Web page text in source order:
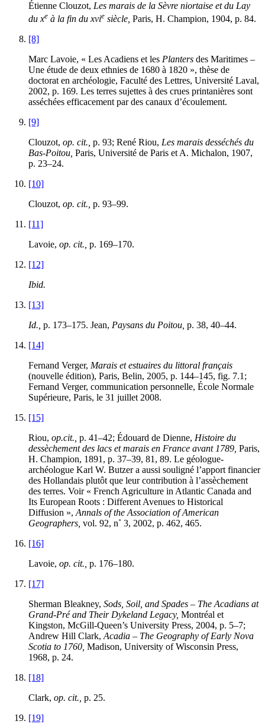
Étienne Clouzot, Les marais de la Sèvre niortaise et du Lay
duxe à la fin duxvie siècle, Paris, H. Champion, 1904, p. 84.
[8]
Marc Lavoie, « Les Acadiens et les Planters des Maritimes –
Une étude de deux ethnies de 1680 à 1820 », thèse de
doctorat en archéologie, Faculté des Lettres, Université Laval,
2002, p. 169. Les terres sujettes à des crues printanières sont
asséchées efficacement par des canaux d’écoulement.
[9]
Clouzot, op. cit., p. 93; René Riou, Les marais desséchés du
Bas-Poitou, Paris, Université de Paris et A. Michalon, 1907,
p. 23–24.
[10]
Clouzot, op. cit., p. 93–99.
[11]
Lavoie, op. cit., p. 169–170.
[12]
Ibid.
[13]
Id., p. 173–175. Jean, Paysans du Poitou, p. 38, 40–44.
[14]
Fernand Verger, Marais et estuaires du littoral français
(nouvelle édition), Paris, Belin, 2005, p. 144–145, fig. 7.1;
Fernand Verger, communication personnelle, École Normale
Supérieure, Paris, le 31 juillet 2008.
[15]
Riou, op.cit., p. 41–42; Édouard de Dienne, Histoire du
dessèchement des lacs et marais en France avant 1789, Paris,
H. Champion, 1891, p. 37–39, 81, 89. Le géologue-
archéologue Karl W. Butzer a aussi souligné l’apport financier
des Hollandais plutôt que leur contribution à l’assèchement
des terres. Voir « French Agriculture in Atlantic Canada and
Its European Roots : Different Avenues to Historical
Diffusion »,Annals of the Association of American
Geographers, vol. 92, n˚ 3, 2002, p. 462, 465.
[16]
Lavoie, op. cit., p. 176–180.
[17]
Sherman Bleakney, Sods, Soil, and Spades – The Acadians at
Grand-Pré and Their Dykeland Legacy, Montréal et
Kingston, McGill-Queen’s University Press, 2004, p. 5–7;
Andrew Hill Clark,Acadia – The Geography of Early Nova
Scotia to 1760, Madison, University of Wisconsin Press,
1968, p. 24.
[18]
Clark, op. cit., p. 25.
[19]